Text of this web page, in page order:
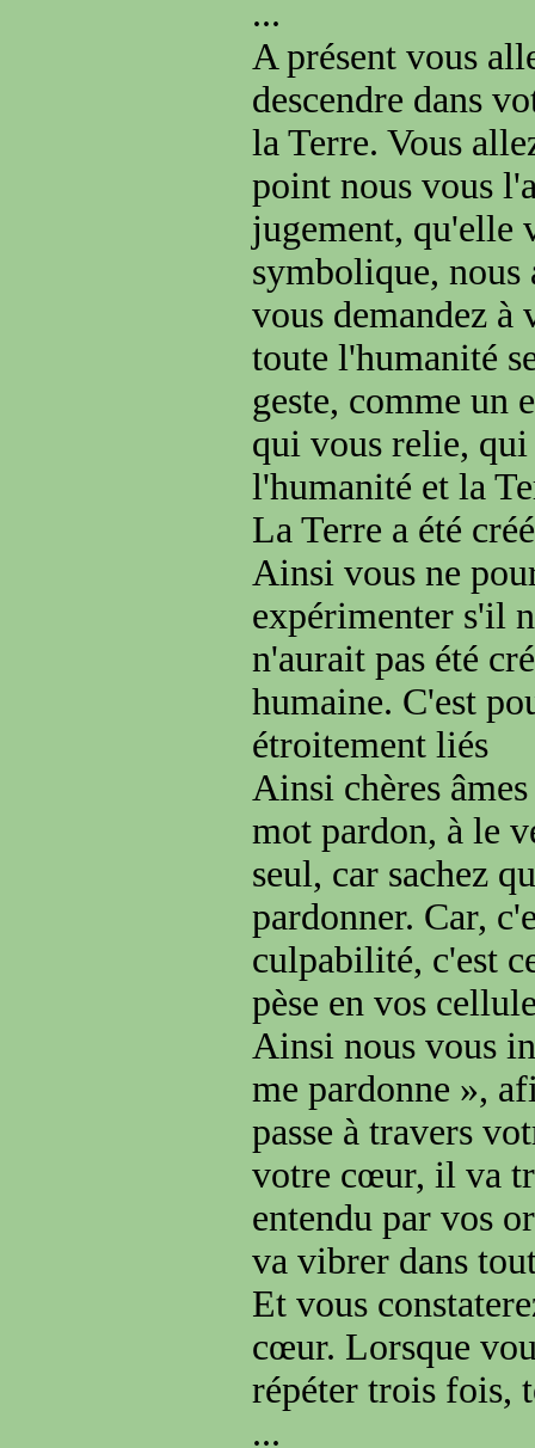
...
A présent vous
descendre dans
la Terre. Vous
point nous vous
jugement, qu'elle
symbolique, nous
vous demandez à
toute l'humanité
geste, comme un
qui vous relie,
l'humanité et la
La Terre a été
Ainsi vous ne
expérimenter s'il
n'aurait pas été
humaine. C'est
étroitement liés
Ainsi chères
mot pardon, à le
seul, car sachez
pardonner. Car,
culpabilité, c'est
pèse en vos
Ainsi nous vous
me pardonne »,
passe à travers
votre cœur, il va
entendu par vos
va vibrer dans
Et vous
cœur. Lorsque
répéter trois fois,
...